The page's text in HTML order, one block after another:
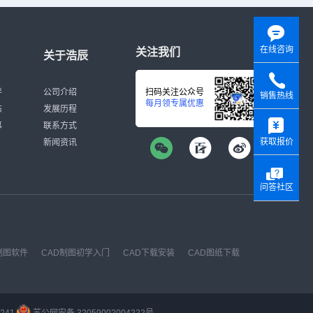
关于浩辰
公司介绍
发展历程
联系方式
新闻资讯
关注我们
扫码关注公众号
每月领专属优惠
图软件 CAD制图初学入门 CAD下载安装
CAD图纸下载
在线咨询
销售热线
获取报价
问答社区